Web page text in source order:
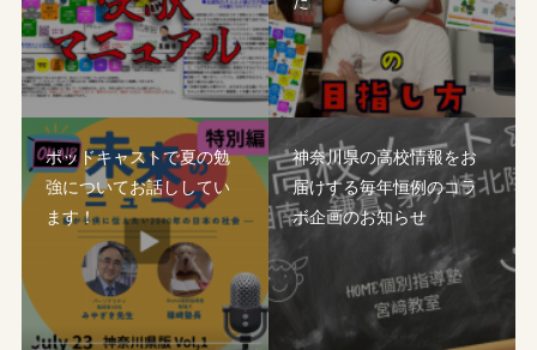
ポッドキャストで夏の勉
強についてお話ししてい
ます！
神奈川県の高校情報をお
届けする毎年恒例のコラ
ボ企画のお知らせ